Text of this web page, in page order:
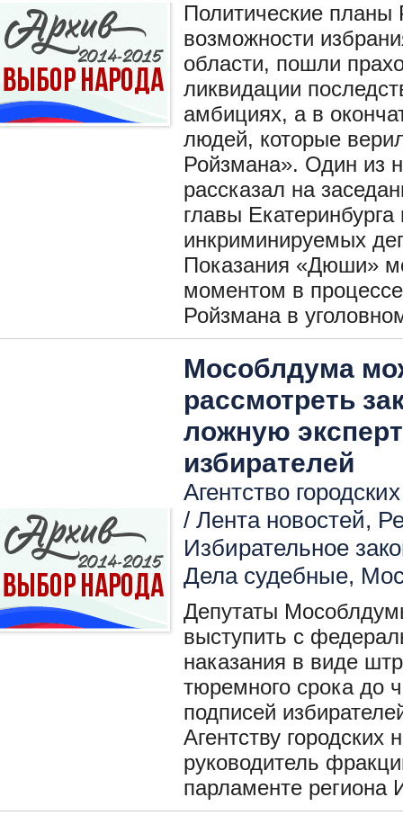
Политические планы
возможности
области, пошли
ликвидации
амбициях, а в
людей, которые
Ройзмана». Один из
рассказал на
главы
инкриминируемых
Показания «Дюши»
моментом в
Ройзмана в
Мособлдума
рассмотреть
ложную
избирателей
Агентство
/ Лента новостей,
Избирательное
Дела судебные,
Депутаты
выступить с
наказания в виде
тюремного срока до
подписей
Агентству
руководитель
парламенте региона